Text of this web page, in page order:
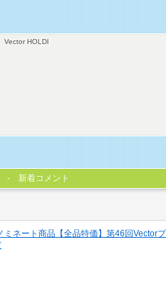
Vector HOLDI
新着コメント